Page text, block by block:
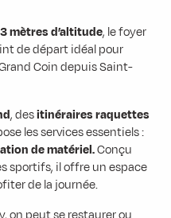
mètres d’altitude, le foyer
de départ idéal pour
Coin depuis Saint-
, desitinéraires raquettes
les services essentiels :
de matériel.Conçu
sportifs, il offre un espace
de la journée.